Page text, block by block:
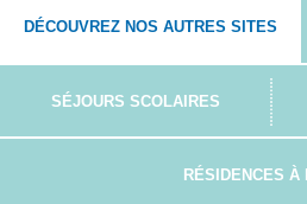
DÉCOUVREZ NOS AUTRES SITES
SÉJOURS SCOLAIRES
RÉSIDENCES À